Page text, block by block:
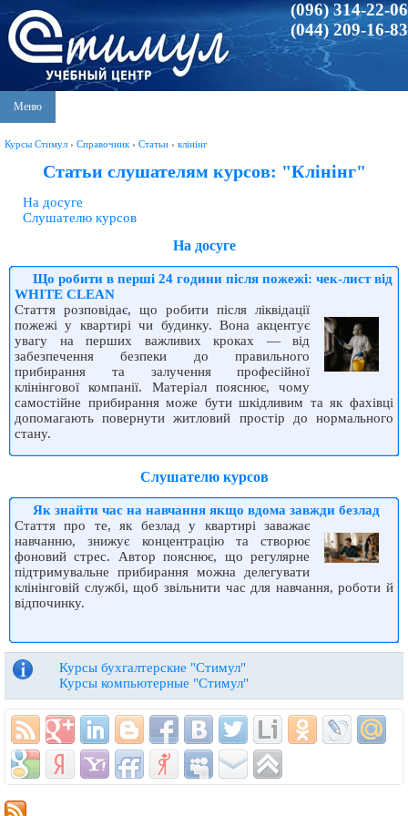
(096) 314-22-06
(044) 209-16-83
Меню
Курсы Стимул › Справочник › Статьи › клінінг
Статьи слушателям курсов: "Клінінг"
На досуге
Слушателю курсов
На досуге
Що робити в перші 24 години після пожежі: чек-лист від
WHITE CLEAN
Стаття розповідає, що робити після ліквідації
пожежі у квартирі чи будинку. Вона акцентує
увагу на перших важливих кроках — від
забезпечення безпеки до правильного
прибирання та залучення професійної
клінінгової компанії. Матеріал пояснює, чому
самостійне прибирання може бути шкідливим та як фахівці
допомагають повернути житловий простір до нормального
стану.
Слушателю курсов
Як знайти час на навчання якщо вдома завжди безлад
Стаття про те, як безлад у квартирі заважає
навчанню, знижує концентрацію та створює
фоновий стрес. Автор пояснює, що регулярне
підтримувальне прибирання можна делегувати
клінінговій службі, щоб звільнити час для навчання, роботи й
відпочинку.
Курсы бухгалтерские "Стимул"
Курсы компьютерные "Стимул"